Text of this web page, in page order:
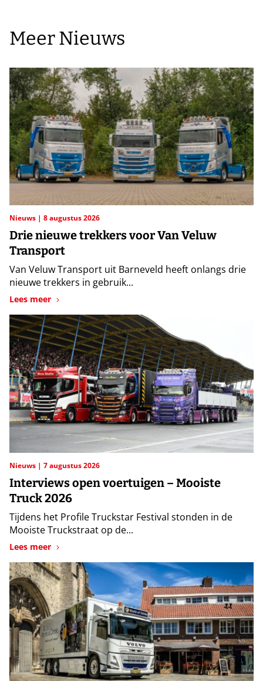
Meer Nieuws
Nieuws 8 augustus 2026
Drie nieuwe trekkers voor Van Veluw
Transport
Van Veluw Transport uit Barneveld heeft onlangs drie
nieuwe trekkers in gebruik...
Lees meer
Nieuws 7 augustus 2026
Interviews open voertuigen – Mooiste
Truck 2026
Tijdens het Profile Truckstar Festival stonden in de
Mooiste Truckstraat op de...
Lees meer